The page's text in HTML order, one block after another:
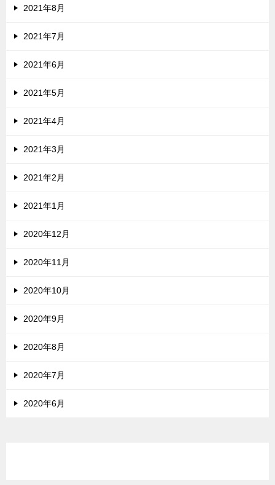
2021年8月
2021年7月
2021年6月
2021年5月
2021年4月
2021年3月
2021年2月
2021年1月
2020年12月
2020年11月
2020年10月
2020年9月
2020年8月
2020年7月
2020年6月